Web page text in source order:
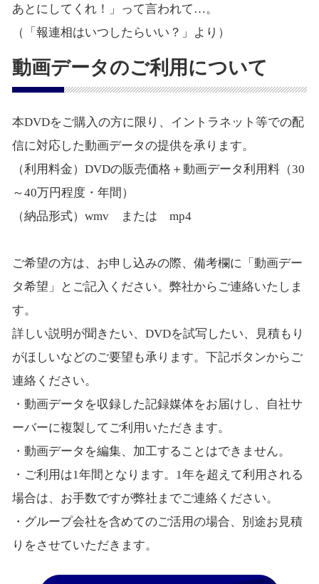
あとにしてくれ！」って言われて…。
（「報連相はいつしたらいい？」より）
動画データのご利用について
本DVDをご購入の方に限り、イントラネット等での配
信に対応した動画データの提供を承ります。
（利用料金）DVDの販売価格＋動画データ利用料（30
～40万円程度・年間）
（納品形式）wmv または mp4
ご希望の方は、お申し込みの際、備考欄に「動画デー
タ希望」とご記入ください。弊社からご連絡いたしま
す。
詳しい説明が聞きたい、DVDを試写したい、見積もり
がほしいなどのご要望も承ります。下記ボタンからご
連絡ください。
・動画データを収録した記録媒体をお届けし、自社サ
ーバーに複製してご利用いただきます。
・動画データを編集、加工することはできません。
・ご利用は1年間となります。1年を超えて利用される
場合は、お手数ですが弊社までご連絡ください。
・グループ会社を含めてのご活用の場合、別途お見積
りをさせていただきます。